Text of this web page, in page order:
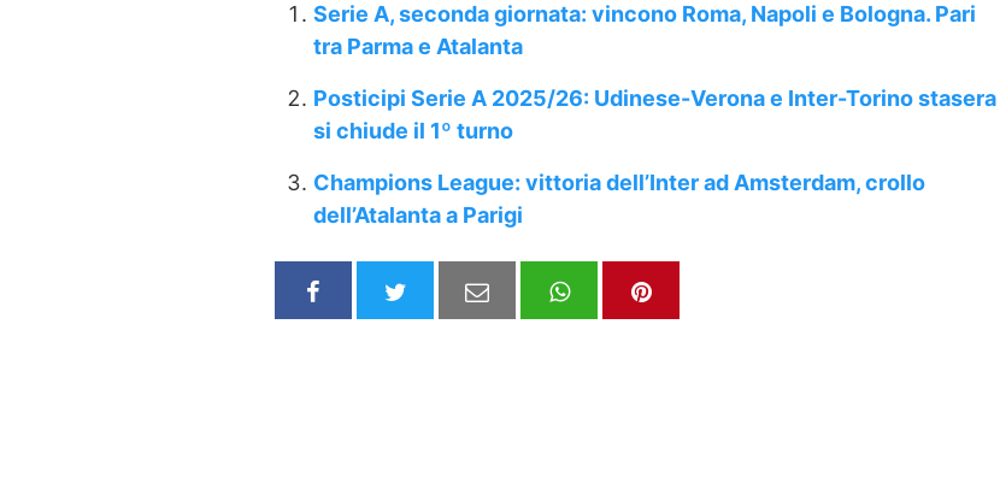
Serie A, seconda giornata: vincono Roma, Napoli e Bologna. Pari
tra Parma e Atalanta
Posticipi Serie A 2025/26: Udinese-Verona e Inter-Torino stasera
si chiude il 1º turno
Champions League: vittoria dell’Inter ad Amsterdam, crollo
dell’Atalanta a Parigi